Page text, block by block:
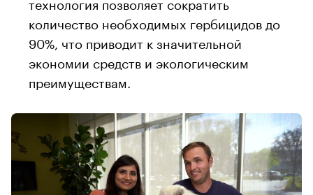
количество необходимых гербицидов до
90%, что приводит к значительной
экономии средств и экологическим
преимуществам.